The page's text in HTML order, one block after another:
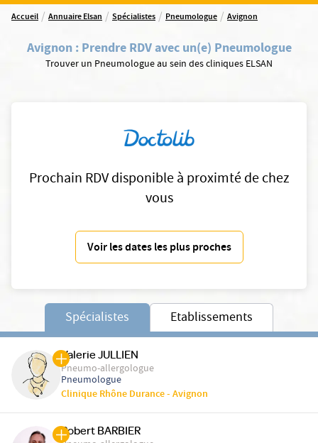
Accueil / Annuaire Elsan / Spécialistes / Pneumologue / Avignon
Avignon: Prendre RDV avec un(e) Pneumologue
Trouver un Pneumologue au sein des cliniques ELSAN
Prochain RDV disponible à proximté de chez
vous
Voir les dates les plus proches
Spécialistes Etablissements
Valerie JULLIEN
Pneumo-allergologue
Pneumologue
Clinique Rhône Durance - Avignon
Robert BARBIER